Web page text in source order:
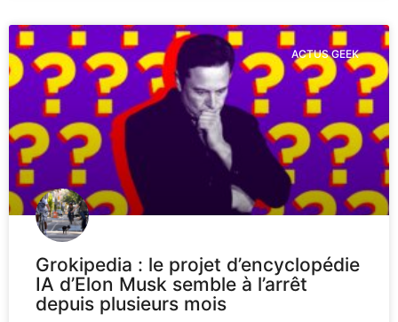
ACTUS GEEK
Grokipedia : le projet d’encyclopédie
IA d’Elon Musk semble à l’arrêt
depuis plusieurs mois